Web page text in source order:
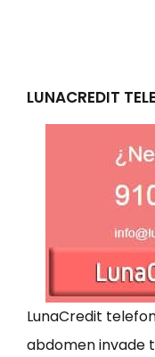
LUNACREDIT
LunaCredit
abdomen invade